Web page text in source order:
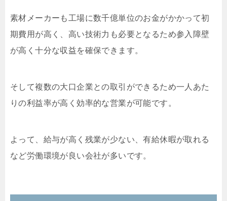
素材メーカーも工場に数千億単位のお金がかかって初
期費用が高く、高い技術力も必要となるため参入障壁
が高く十分な収益を確保できます。
そして複数の大口企業との取引ができるため一人あた
りの利益率が高く効率的な営業が可能です。
よって、給与が高く残業が少ない、有給休暇が取れる
など労働環境が良い会社が多いです。